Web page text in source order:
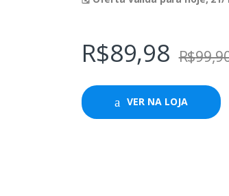
R$89,98 R$
VER NA LOJA